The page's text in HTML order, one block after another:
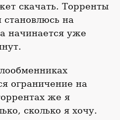
скачать. Торренты
на
начинается уже
ограничение на
же я
сколько я хочу.